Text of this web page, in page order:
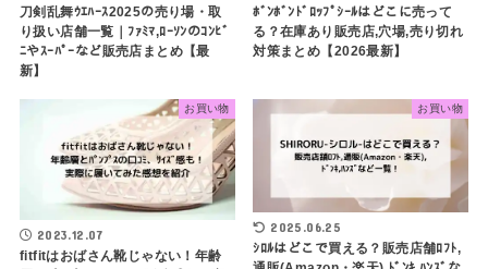
刀剣乱舞ｳｴﾊｰｽ2025の売り場・取
り扱い店舗一覧｜ﾌｧﾐﾏ,ﾛｰｿﾝのｺﾝﾋﾞ
ﾆやｽｰﾊﾟｰなど販売店まとめ【最
新】
ﾎﾞﾝﾎﾞﾝﾄﾞﾛｯﾌﾟｼｰﾙはどこに売って
る？在庫あり販売店,穴場,売り切れ
対策まとめ【2026最新】
お買い物
2023.12.07
fitfitはおばさん靴じゃない！年齢
お買い物
2025.06.25
ｼﾛﾙはどこで買える？販売店舗ﾛﾌﾄ,